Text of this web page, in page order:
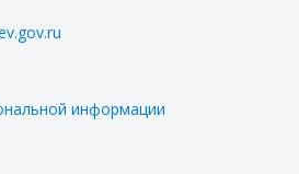
информации
ЗАДАНИЯ